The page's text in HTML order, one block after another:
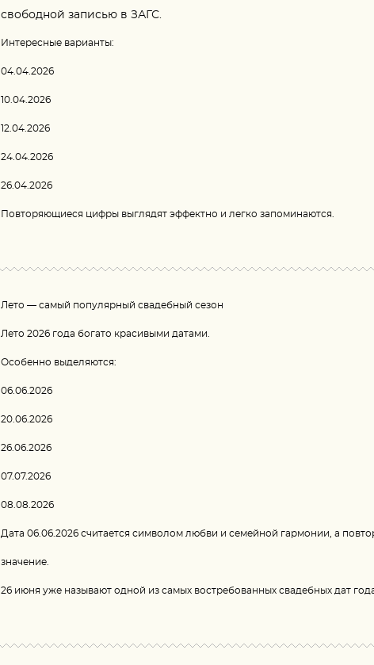
свободной записью в ЗАГС.
Интересные варианты:
04.04.2026
10.04.2026
12.04.2026
24.04.2026
26.04.2026
Повторяющиеся цифры выглядят эффектно и легко запоминаются.
Лето — самый популярный свадебный сезон
Лето 2026 года богато красивыми датами.
Особенно выделяются:
06.06.2026
20.06.2026
26.06.2026
07.07.2026
08.08.2026
Дата 06.06.2026 считается символом любви и семейной гармонии, а
значение.
26 июня уже называют одной из самых востребованных свадебных дат